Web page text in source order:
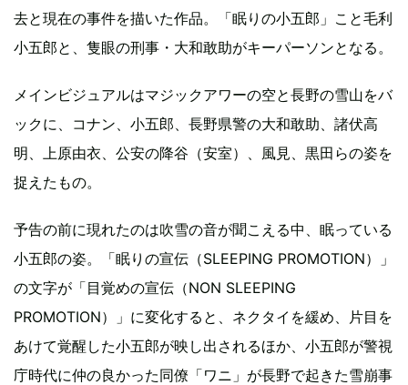
去と現在の事件を描いた作品。「眠りの小五郎」こと毛利
小五郎と、隻眼の刑事・大和敢助がキーパーソンとなる。
メインビジュアルはマジックアワーの空と長野の雪山をバ
ックに、コナン、小五郎、長野県警の大和敢助、諸伏高
明、上原由衣、公安の降谷（安室）、風見、黒田らの姿を
捉えたもの。
予告の前に現れたのは吹雪の音が聞こえる中、眠っている
小五郎の姿。「眠りの宣伝（SLEEPING PROMOTION）」
の文字が「目覚めの宣伝（NON SLEEPING
PROMOTION）」に変化すると、ネクタイを緩め、片目を
あけて覚醒した小五郎が映し出されるほか、小五郎が警視
庁時代に仲の良かった同僚「ワニ」が長野で起きた雪崩事